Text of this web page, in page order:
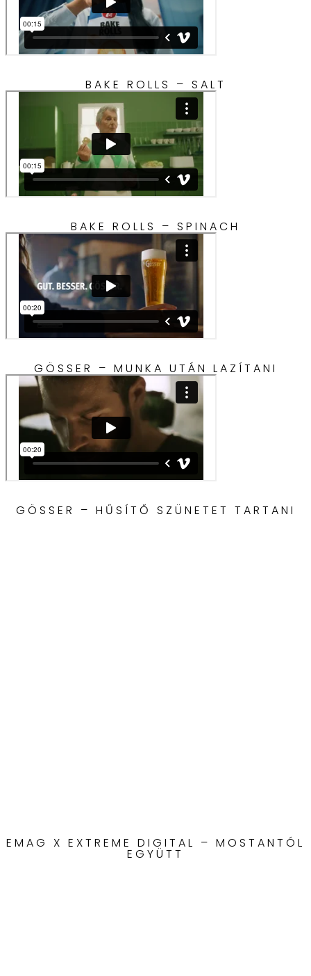
BAKE ROLLS – SALT
BAKE ROLLS – SPINACH
GÖSSER – MUNKA UTÁN LAZÍTANI
GÖSSER – HŰSÍTŐ SZÜNETET TARTANI
EMAG X EXTREME DIGITAL – MOSTANTÓL
EGYÜTT